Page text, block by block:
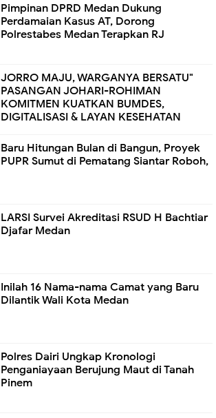
Pimpinan DPRD Medan Dukung
Perdamaian Kasus AT, Dorong
Polrestabes Medan Terapkan RJ
JORRO MAJU, WARGANYA BERSATU"
PASANGAN JOHARI-ROHIMAN
KOMITMEN KUATKAN BUMDES,
DIGITALISASI & LAYAN KESEHATAN
Baru Hitungan Bulan di Bangun, Proyek
PUPR Sumut di Pematang Siantar Roboh,
LARSI Survei Akreditasi RSUD H Bachtiar
Djafar Medan
Inilah 16 Nama-nama Camat yang Baru
Dilantik Wali Kota Medan
Polres Dairi Ungkap Kronologi
Penganiayaan Berujung Maut di Tanah
Pinem